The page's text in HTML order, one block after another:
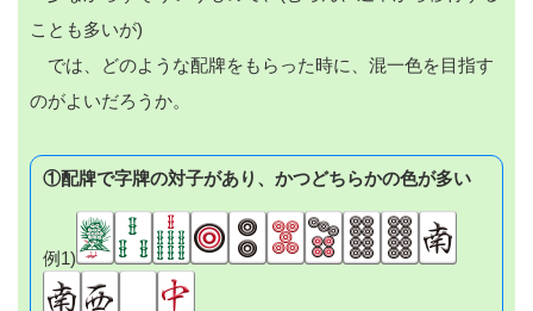
ことも多いが)
では、どのような配牌をもらった時に、混一色を目指す
のがよいだろうか。
①配牌で字牌の対子があり、かつどちらかの色が多い
例1)